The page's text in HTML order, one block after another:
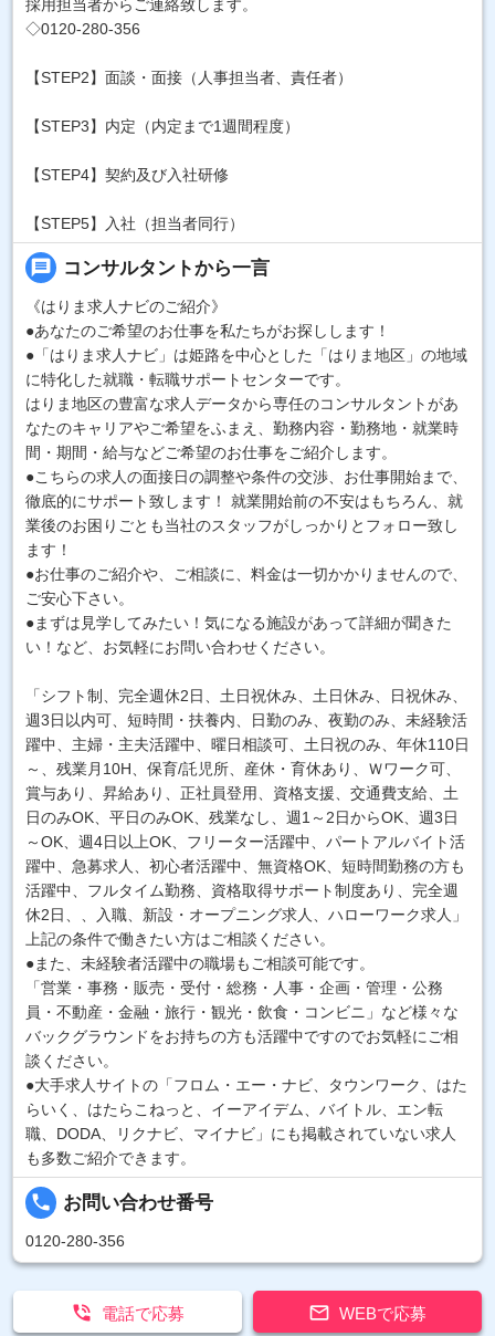
採用担当者からご連絡致します。
◇0120-280-356
【STEP2】面談・面接（人事担当者、責任者）
【STEP3】内定（内定まで1週間程度）
【STEP4】契約及び入社研修
【STEP5】入社（担当者同行）
message コンサルタントから一言
《はりま求人ナビのご紹介》
●あなたのご希望のお仕事を私たちがお探しします！
●「はりま求人ナビ」は姫路を中心とした「はりま地区」の地域
に特化した就職・転職サポートセンターです。
はりま地区の豊富な求人データから専任のコンサルタントがあ
なたのキャリアやご希望をふまえ、勤務内容・勤務地・就業時
間・期間・給与などご希望のお仕事をご紹介します。
●こちらの求人の面接日の調整や条件の交渉、お仕事開始まで、
徹底的にサポート致します！ 就業開始前の不安はもちろん、就
業後のお困りごとも当社のスタッフがしっかりとフォロー致し
ます！
●お仕事のご紹介や、ご相談に、料金は一切かかりませんので、
ご安心下さい。
●まずは見学してみたい！気になる施設があって詳細が聞きた
い！など、お気軽にお問い合わせください。
「シフト制、完全週休2日、土日祝休み、土日休み、日祝休み、
週3日以内可、短時間・扶養内、日勤のみ、夜勤のみ、未経験活
躍中、主婦・主夫活躍中、曜日相談可、土日祝のみ、年休110日
～、残業月10H、保育/託児所、産休・育休あり、Ｗワーク可、
賞与あり、昇給あり、正社員登用、資格支援、交通費支給、土
日のみOK、平日のみOK、残業なし、週1～2日からOK、週3日
～OK、週4日以上OK、フリーター活躍中、パートアルバイト活
躍中、急募求人、初心者活躍中、無資格OK、短時間勤務の方も
活躍中、フルタイム勤務、資格取得サポート制度あり、完全週
休2日、、入職、新設・オープニング求人、ハローワーク求人」
上記の条件で働きたい方はご相談ください。
●また、未経験者活躍中の職場もご相談可能です。
「営業・事務・販売・受付・総務・人事・企画・管理・公務
員・不動産・金融・旅行・観光・飲食・コンビニ」など様々な
バックグラウンドをお持ちの方も活躍中ですのでお気軽にご相
談ください。
●大手求人サイトの「フロム・エー・ナビ、タウンワーク、はた
らいく、はたらこねっと、イーアイデム、バイトル、エン転
職、DODA、リクナビ、マイナビ」にも掲載されていない求人
も多数ご紹介できます。
local_phone お問い合わせ番号
0120-280-356
 WEBで応募
 電話で応募